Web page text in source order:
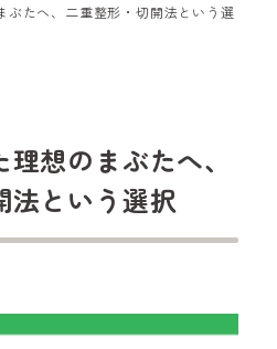
ぶたへ、二重整形・切開法という選
想のまぶたへ、
法という選択